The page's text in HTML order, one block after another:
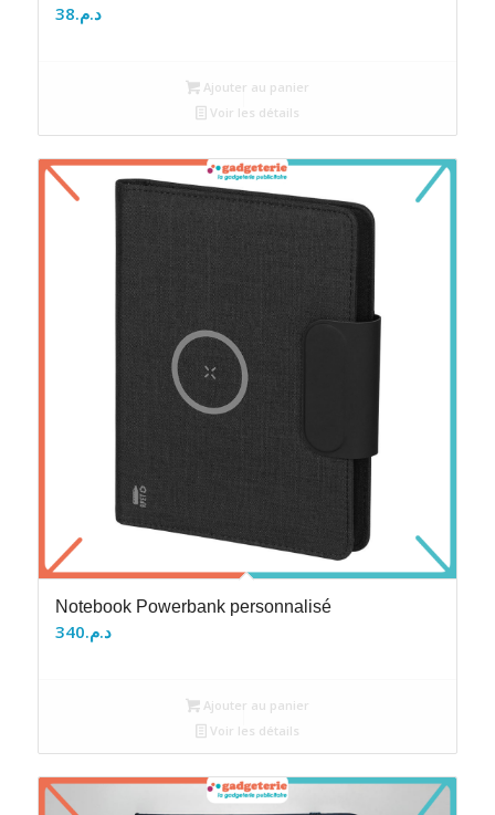
د.م.38
Ajouter au panier
Voir les détails
Notebook Powerbank personnalisé
د.م.340
Ajouter au panier
Voir les détails